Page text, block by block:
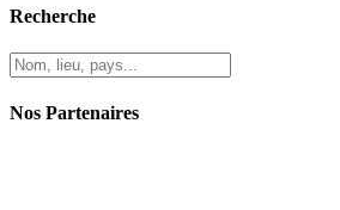
Recherche
Nos Partenaires